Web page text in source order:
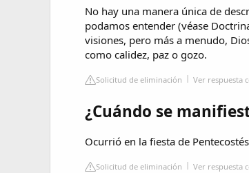
No hay una manera única de
podamos entender (véase
visiones, pero más a menudo,
como calidez, paz o gozo.
Solicitud de eliminación Ver respuesta
¿Cuándo se
Ocurrió en la fiesta de
Solicitud de eliminación Ver respuesta